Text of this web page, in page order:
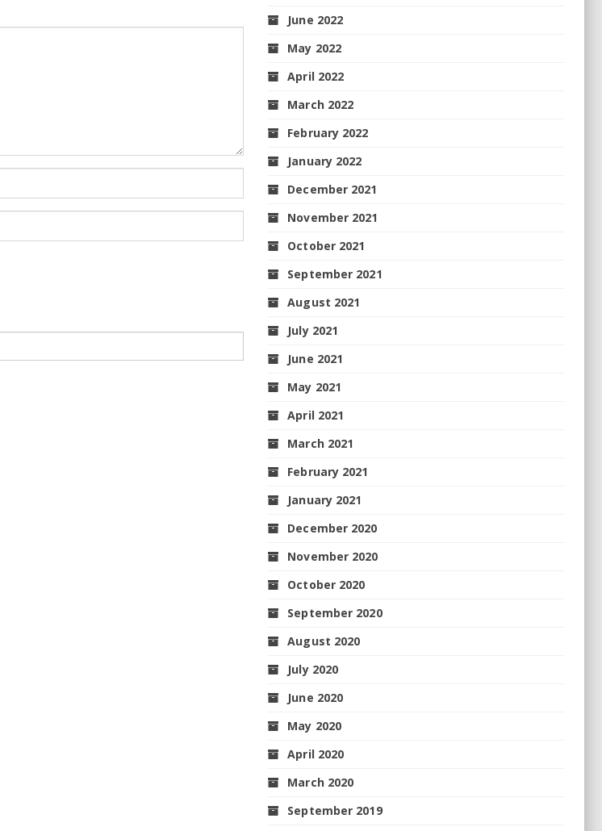
June 2022
May 2022
April 2022
March 2022
February 2022
January 2022
December 2021
November 2021
October 2021
September 2021
August 2021
July 2021
June 2021
May 2021
April 2021
March 2021
February 2021
January 2021
December 2020
November 2020
October 2020
September 2020
August 2020
July 2020
June 2020
May 2020
April 2020
March 2020
September 2019